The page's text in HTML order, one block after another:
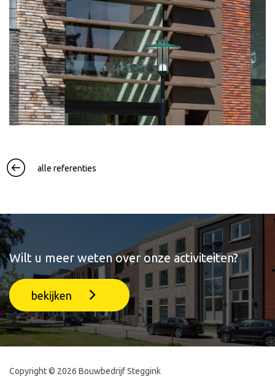
alle referenties
Wilt u meer weten over onze activiteiten?
bekijken
Copyright © 2026 Bouwbedrijf Steggink